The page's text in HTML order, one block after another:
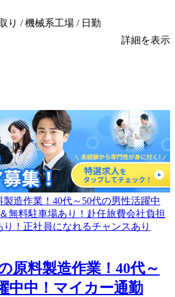
り / 機械系工場 / 日勤
詳細を表示
原料製造作業！40代～
中中！マイカー通勤